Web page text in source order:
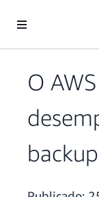
Pular para o
O